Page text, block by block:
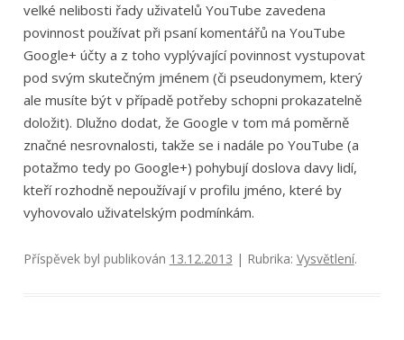
velké nelibosti řady uživatelů YouTube zavedena
povinnost používat při psaní komentářů na YouTube
Google+ účty a z toho vyplývající povinnost vystupovat
pod svým skutečným jménem (či pseudonymem, který
ale musíte být v případě potřeby schopni prokazatelně
doložit). Dlužno dodat, že Google v tom má poměrně
značné nesrovnalosti, takže se i nadále po YouTube (a
potažmo tedy po Google+) pohybují doslova davy lidí,
kteří rozhodně nepoužívají v profilu jméno, které by
vyhovovalo uživatelským podmínkám.
Příspěvek byl publikován 13.12.2013 | Rubrika: Vysvětlení.